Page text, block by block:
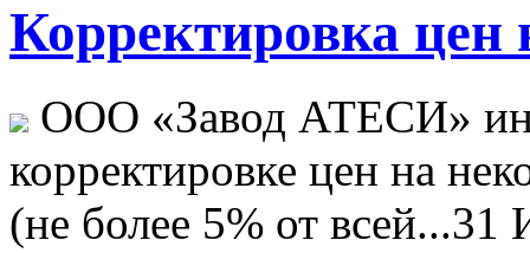
Корректировка цен
ООО «Завод АТЕСИ»
корректировке цен на
(не более 5% от всей...31